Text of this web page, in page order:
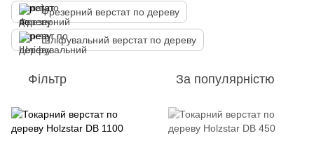
Фрезерний верстат по дереву
Шліфувальний верстат по дереву
Фільтр За популярністю